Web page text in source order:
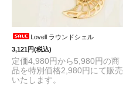
Lovell ラウンドシェル
3,121円(税込)
定価4,980円から5,980円の商
品を特別価格2,980円にて販売
いたします。